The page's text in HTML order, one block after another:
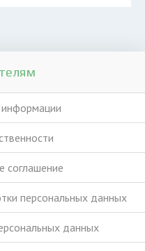
соглашение
персональных данных
данных